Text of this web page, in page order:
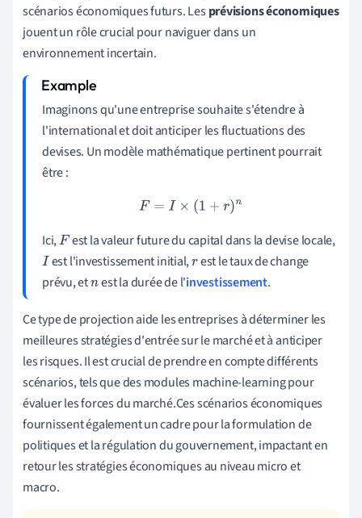
scénarios économiques futurs. Lesprévisions économiques
jouent un rôle crucial pour naviguer dans un
environnement incertain.
Imaginons qu'une entreprise souhaite s'étendre à
l'international et doit anticiper les fluctuations des
devises. Un modèle mathématique pertinent pourrait
être :
F= ×( 1+r )n
Ici,F est la valeur future du capital dans la devise locale,
I est l'investissement initial,rest le taux de change
prévu, etn est la durée de l'investissement.
Ce type de projection aide les entreprises à déterminer les
meilleures stratégies d'entrée sur le marché et à anticiper
les risques. Il est crucial de prendre en compte différents
scénarios, tels que des modules machine-learning pour
évaluer les forces du marché.Ces scénarios économiques
fournissent également un cadre pour la formulation de
politiques et la régulation du gouvernement, impactant en
retour les stratégies économiques au niveau micro et
macro.